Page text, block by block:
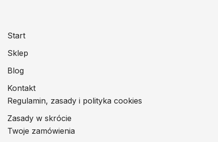
Start
Sklep
Blog
Kontakt
Regulamin, zasady i polityka cookies
Zasady w skrócie
Twoje zamówienia